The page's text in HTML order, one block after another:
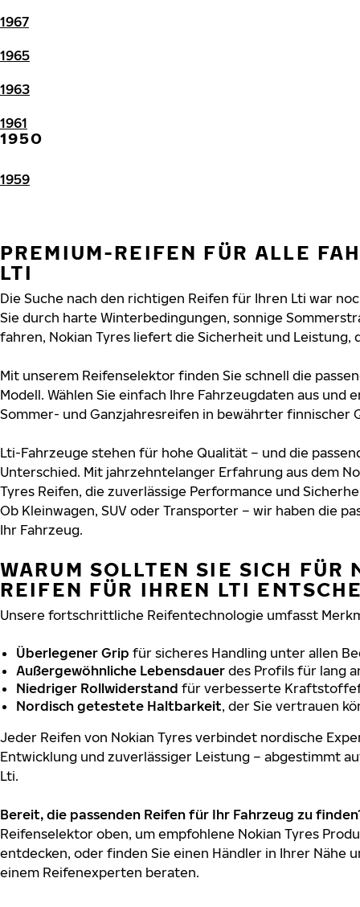
1967
1965
1963
1961
1950
1959
PREMIUM-REIFEN FÜR ALLE
LTI
Die Suche nach den richtigen Reifen für Ihren Lti war
Sie durch harte Winterbedingungen, sonnige
fahren, Nokian Tyres liefert die Sicherheit und Leistung,
Mit unserem Reifenselektor finden Sie schnell die
Modell. Wählen Sie einfach Ihre Fahrzeugdaten aus und
Sommer- und Ganzjahresreifen in bewährter finnischer
Lti-Fahrzeuge stehen für hohe Qualität – und die
Unterschied. Mit jahrzehntelanger Erfahrung aus dem
Tyres Reifen, die zuverlässige Performance und
Ob Kleinwagen, SUV oder Transporter – wir haben die
Ihr Fahrzeug.
WARUM SOLLTEN SIE SICH FÜR
REIFEN FÜR IHREN LTI
Unsere fortschrittliche Reifentechnologie umfasst
Überlegener Grip für sicheres Handling unter allen
Außergewöhnliche Lebensdauer des Profils für lang
Niedriger Rollwiderstand für verbesserte
Nordisch getestete Haltbarkeit, der Sie vertrauen
Jeder Reifen von Nokian Tyres verbindet nordische
Entwicklung und zuverlässiger Leistung – abgestimmt
Lti.
Bereit, die passenden Reifen für Ihr Fahrzeug zu
Reifenselektor oben, um empfohlene Nokian Tyres
entdecken, oder finden Sie einen Händler in Ihrer Nähe
einem Reifenexperten beraten.